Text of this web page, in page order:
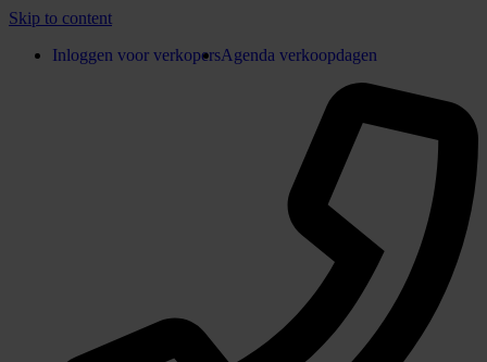
Skip to content
Inloggen voor verkopersAgenda verkoopdagen